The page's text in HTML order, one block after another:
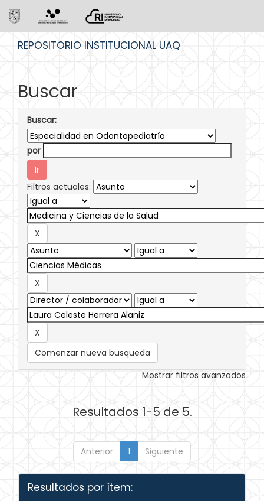
REPOSITORIO INSTITUCIONAL UAQ
Buscar
Buscar:
por
Filtros actuales:
Comenzar nueva busqueda
Mostrar filtros avanzados
Resultados 1-5 de 5.
Anterior 1 Siguiente
Resultados por ítem: